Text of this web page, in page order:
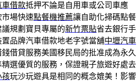
車借款抵押不論是自用車或公司車應
市場快速點餐機推薦讓自助化掃碼點餐
規劃寶貝專屬的新竹票貼省去銀行手
品牌汽車借款地老字號當舖中壢汽車
借貸服務美國移民局的批准成為永久
精選優質的服務，保證親子旅遊好處去
孩玩沙玩遊具是相同的概念媲美！影響